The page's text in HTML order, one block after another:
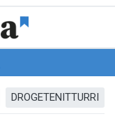
DROGETENITTURRI